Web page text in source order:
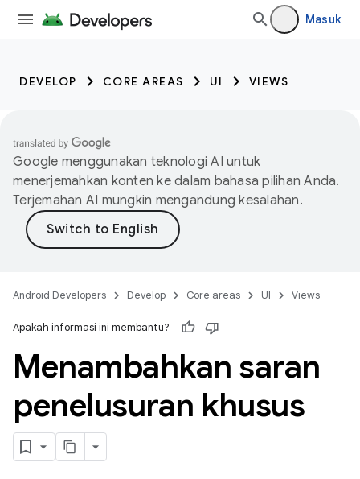
Masuk
DEVELOP CORE AREAS UI VIEWS
Google menggunakan teknologi AI untuk
menerjemahkan konten ke dalam bahasa pilihan Anda.
Terjemahan AI mungkin mengandung kesalahan.
Android Developers Develop Core areas UI Views
Apakah informasi ini membantu?
Menambahkan saran
penelusuran khusus